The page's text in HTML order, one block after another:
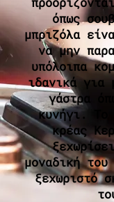
όπως
μπριζόλα
να μην
υπόλοιπα
ιδανικά για
γάστρα
κυνήγι. Το
κρέας
μοναδική
ξεχωριστό